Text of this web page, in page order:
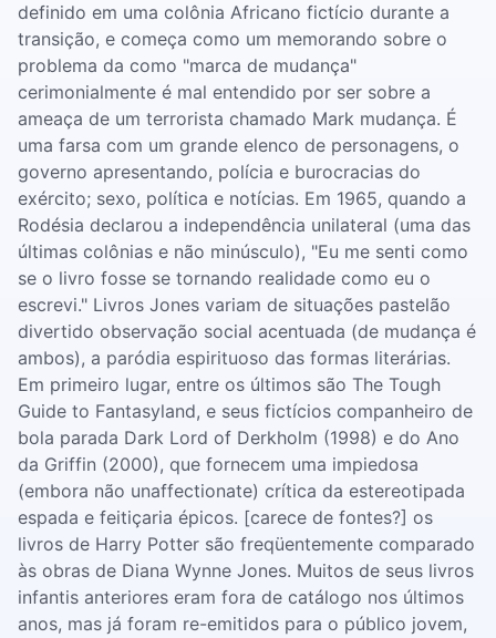
definido em uma colônia Africano fictício durante a
transição, e começa como um memorando sobre o
problema da como "marca de mudança"
cerimonialmente é mal entendido por ser sobre a
ameaça de um terrorista chamado Mark mudança. É
uma farsa com um grande elenco de personagens, o
governo apresentando, polícia e burocracias do
exército; sexo, política e notícias. Em 1965, quando a
Rodésia declarou a independência unilateral (uma das
últimas colônias e não minúsculo), "Eu me senti como
se o livro fosse se tornando realidade como eu o
escrevi." Livros Jones variam de situações pastelão
divertido observação social acentuada (de mudança é
ambos), a paródia espirituoso das formas literárias.
Em primeiro lugar, entre os últimos são The Tough
Guide to Fantasyland, e seus fictícios companheiro de
bola parada Dark Lord of Derkholm (1998) e do Ano
da Griffin (2000), que fornecem uma impiedosa
(embora não unaffectionate) crítica da estereotipada
espada e feitiçaria épicos. [carece de fontes?] os
livros de Harry Potter são freqüentemente comparado
às obras de Diana Wynne Jones. Muitos de seus livros
infantis anteriores eram fora de catálogo nos últimos
anos, mas já foram re-emitidos para o público jovem,